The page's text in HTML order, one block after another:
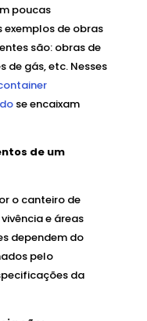
poucas
exemplos de obras
são: obras de
de gás, etc. Nesses
se encaixam
de um
o canteiro de
e áreas
dependem do
pelo
da